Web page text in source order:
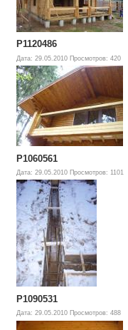
P1120486
Дата: 29.05.2010 Просмотров: 420
P1060561
Дата: 29.05.2010 Просмотров: 1101
P1090531
Дата: 29.05.2010 Просмотров: 488